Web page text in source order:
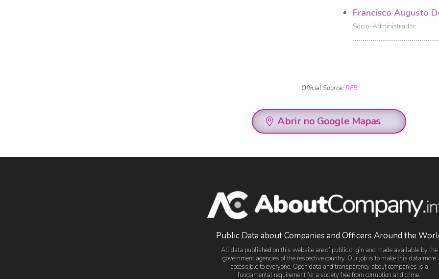
Francisco Augusto
Sócio-Administrador
Official Source:RFB
Abrir no Google Mapas
Public Data about Companies and Officers Around the
All data published on this website are of public origin and made available by the
government agencies of the respective country. Our job is to make this data more
accessible to everyone. Open data and transparency about companies is a
fundamental requirement for a society free from corruption and crime.